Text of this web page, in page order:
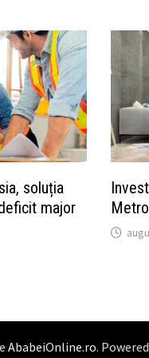
soluția
major
AbabeiOnline.ro.